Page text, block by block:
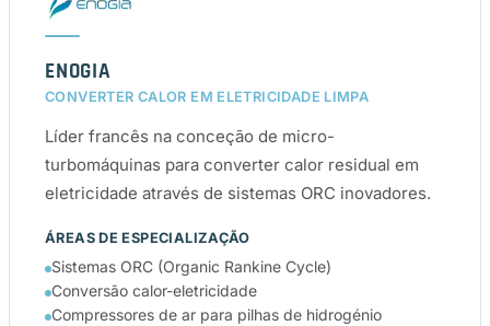
ENOGIA
CONVERTER CALOR EM ELETRICIDADE LIMPA
Líder francês na conceção de micro-
turbomáquinas para converter calor residual em
eletricidade através de sistemas ORC inovadores.
ÁREAS DE ESPECIALIZAÇÃO
Sistemas ORC (Organic Rankine Cycle)
Conversão calor-eletricidade
Compressores de ar para pilhas de hidrogénio